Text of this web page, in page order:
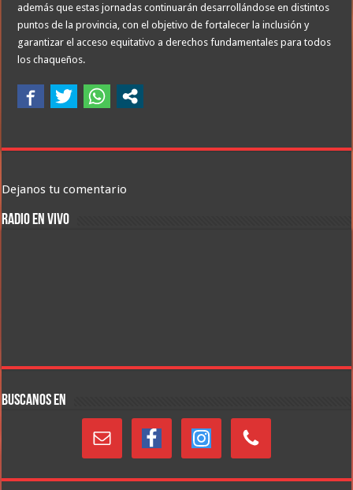
además que estas jornadas continuarán desarrollándose en distintos
puntos de la provincia, con el objetivo de fortalecer la inclusión y
garantizar el acceso equitativo a derechos fundamentales para todos
los chaqueños.
Dejanos tu comentario
RADIO EN VIVO
BUSCANOS EN